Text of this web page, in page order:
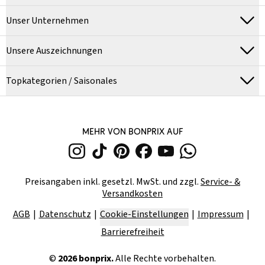
Unser Unternehmen
Unsere Auszeichnungen
Topkategorien / Saisonales
MEHR VON BONPRIX AUF
Preisangaben inkl. gesetzl. MwSt. und zzgl.Service- &
Versandkosten
AGB
Datenschutz Cookie-Einstellungen
Impressum
Barrierefreiheit
© 2026bonprix.Alle Rechte vorbehalten.